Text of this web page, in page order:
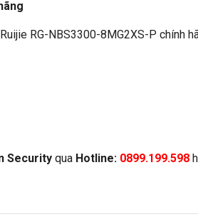
RG-NBS3300-8MG2XS-P chính
Security qua Hotline: 0899.199.598